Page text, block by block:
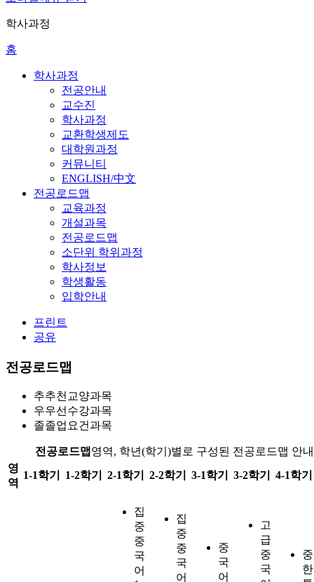
학사과정
홈
학사과정
전공안내
교수진
학사과정
교환학생제도
대학원과정
커뮤니티
ENGLISH/中文
전공로드맵
교육과정
개설과목
전공로드맵
소단위 학위과정
학사정보
학생활동
입학안내
프린트
공유
전공로드맵
추추천교양과목
우우선수강과목
졸졸업요건과목
전공로드맵 영역, 학년(학기)별로 구성된 전공로드맵 안
영
역
1-1학기 1-2학기 2-1학기 2-2학기 3-1학기 3-2학기 4-1학기
집
중
중
국
어
집
중
중
국
어
중
국
어
고
급
중
국
중
한